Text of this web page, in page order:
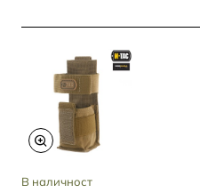
В наличност